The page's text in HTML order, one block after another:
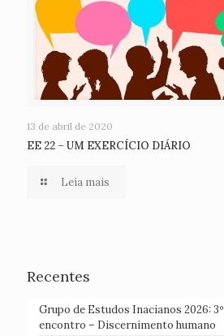
13 de abril de 2020
EE 22 – UM EXERCÍCIO DIÁRIO
Leia mais
Recentes
Grupo de Estudos Inacianos 2026: 3º
encontro – Discernimento humano